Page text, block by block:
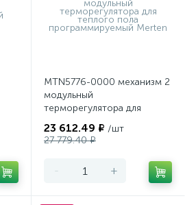
MTN5776-0000 механизм 2
модульный
терморегулятора для
программируемый Merten
23 612.49 ₽ /шт
27 779.40 ₽
- +